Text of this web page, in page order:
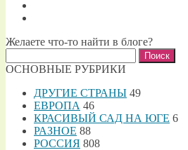
Желаете что-то найти в блоге?
ОСНОВНЫЕ РУБРИКИ
ДРУГИЕ СТРАНЫ 49
ЕВРОПА 46
КРАСИВЫЙ САД НА ЮГЕ 6
РАЗНОЕ 88
РОССИЯ 808